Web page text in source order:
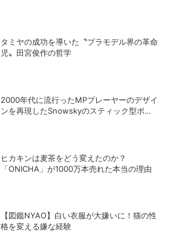
タミヤの成功を導いた〝プラモデル界の革命
児〟田宮俊作の哲学
2000年代に流行ったMPプレーヤーのデザイ
ンを再現したSnowskyのスティック型ポー
ヒカキンは麦茶をどう変えたのか？
「ONICHA」が1000万本売れた本当の理由
【図鑑NYAO】白い衣服が大嫌いに！猫の性
格を変える嫌な経験